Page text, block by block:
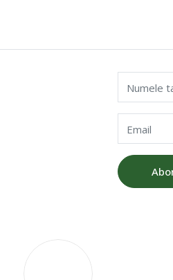
Numele
Email